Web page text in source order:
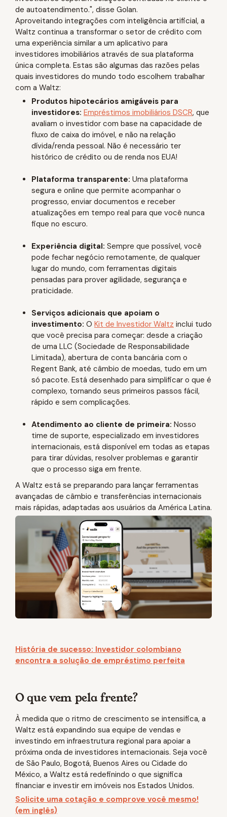
de autoatendimento.", disse Golan.
Aproveitando integrações com inteligência artificial, a
Waltz continua a transformar o setor de crédito com
uma experiência similar a um aplicativo para
investidores imobiliários através de sua plataforma
única completa. Estas são algumas das razões pelas
quais investidores do mundo todo escolhem trabalhar
com a Waltz:
Produtos hipotecários amigáveis para
investidores: Empréstimos imobiliários DSCR, que
avaliam o investidor com base na capacidade de
fluxo de caixa do imóvel, e não na relação
dívida/renda pessoal. Não é necessário ter
histórico de crédito ou de renda nos EUA!
Plataforma transparente: Uma plataforma
segura e online que permite acompanhar o
progresso, enviar documentos e receber
atualizações em tempo real para que você nunca
fique no escuro.
Experiência digital: Sempre que possível, você
pode fechar negócio remotamente, de qualquer
lugar do mundo, com ferramentas digitais
pensadas para prover agilidade, segurança e
praticidade.
Serviços adicionais que apoiam o
investimento: O Kit de Investidor Waltz inclui tudo
que você precisa para começar: desde a criação
de uma LLC (Sociedade de Responsabilidade
Limitada), abertura de conta bancária com o
Regent Bank, até câmbio de moedas, tudo em um
só pacote. Está desenhado para simplificar o que é
complexo, tornando seus primeiros passos fácil,
rápido e sem complicações.
Atendimento ao cliente de primeira: Nosso
time de suporte, especializado em investidores
internacionais, está disponível em todas as etapas
para tirar dúvidas, resolver problemas e garantir
que o processo siga em frente.
A Waltz está se preparando para lançar ferramentas
avançadas de câmbio e transferências internacionais
mais rápidas, adaptadas aos usuários da América Latina.
História de sucesso: Investidor colombiano
encontra a solução de empréstimo perfeita
O que vem pela frente?
À medida que o ritmo de crescimento se intensifica, a
Waltz está expandindo sua equipe de vendas e
investindo em infraestrutura regional para apoiar a
próxima onda de investidores internacionais. Seja você
de São Paulo, Bogotá, Buenos Aires ou Cidade do
México, a Waltz está redefinindo o que significa
financiar e investir em imóveis nos Estados Unidos.
Solicite uma cotação e comprove você mesmo!
(em inglês)